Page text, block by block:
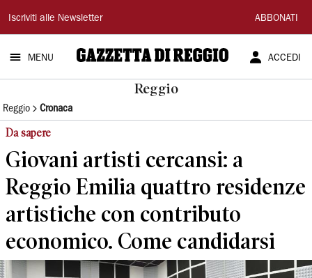
Gazzetta
di
Reggio
Iscriviti alle Newsletter ABBONATI
MENU ACCEDI
Reggio
Reggio Cronaca
Da sapere
Giovani artisti cercansi: a
Reggio Emilia quattro residenze
artistiche con contributo
economico. Come candidarsi